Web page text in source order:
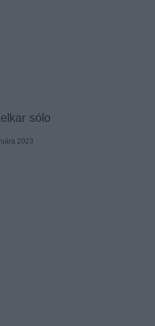
sólo
2023